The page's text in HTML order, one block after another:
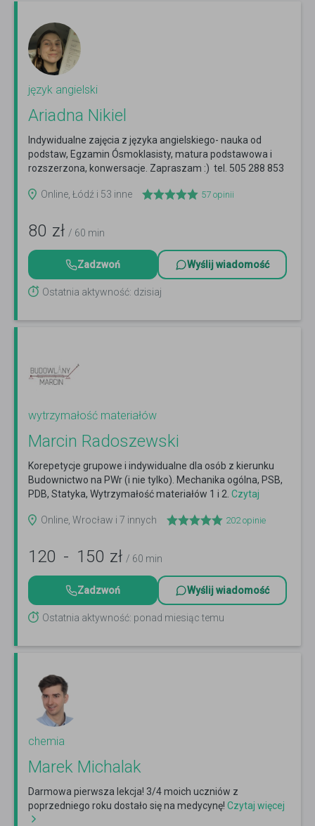
język angielski
Ariadna Nikiel
Indywidualne zajęcia z języka angielskiego- nauka od
podstaw, Egzamin Ósmoklasisty, matura podstawowa i
rozszerzona, konwersacje. Zapraszam :) tel. 505 288 853
Online, Łódź i 53 inne
57 opinii
80 zł / 60 min
Zadzwoń Wyślij wiadomość
Ostatnia aktywność: dzisiaj
wytrzymałość materiałów
Marcin Radoszewski
Korepetycje grupowe i indywidualne dla osób z kierunku
Budownictwo na PWr (i nie tylko). Mechanika ogólna, PSB,
PDB, Statyka, Wytrzymałość materiałów 1 i 2. Czytaj
Online, Wrocław i 7 innych
202opinie
120 - 150 zł / 60 min
Zadzwoń Wyślij wiadomość
Ostatnia aktywność: ponad miesiąc temu
chemia
Marek Michalak
Darmowa pierwsza lekcja! 3/4 moich uczniów z
poprzedniego roku dostało się na medycynę! Czytaj więcej